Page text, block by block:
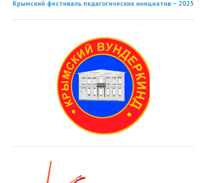
Крымский фестиваль педагогических инициатив − 2025